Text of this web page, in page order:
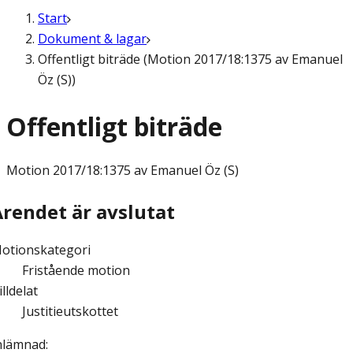
Start
Dokument & lagar
Offentligt biträde (Motion 2017/18:1375 av Emanuel
Öz (S))
Offentligt biträde
Motion 2017/18:1375 av Emanuel Öz (S)
är avslutat
Fristående motion
Justitieutskottet
: